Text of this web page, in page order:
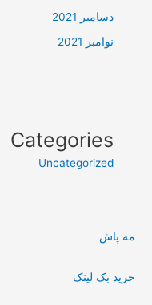
دسامبر 2021
نوامبر 2021
Categories
Uncategorized
مه پاش
خرید بک لینک